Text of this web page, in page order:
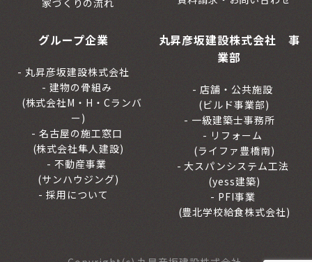
家づくりの流れ
グループ企業
丸昇彦坂建設株式会社
建物の骨組み
(株式会社M・H・Cランバ
ー)
名古屋の施工窓口
(株式会社隼人建設)
不動産事業
(サンハウジング)
採用について
丸昇彦坂建設株式会社 事
業部
店舗・公共施設
(ビルド事業部)
一級建築士事務所
リフォーム
(ライファ豊橋南)
大スパンシステム工法
(yess建築)
PFI事業
(豊北学校給食株式会社)